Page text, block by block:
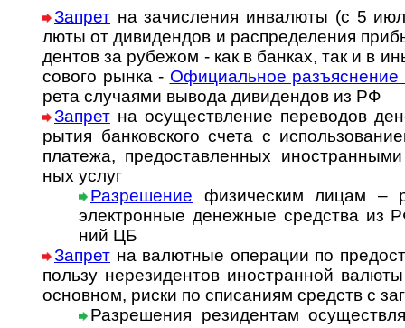
Запрет на зачисления инвалюты (с 5
люты от диви­ден­дов и рас­пре­де­ле­ния
ден­тов за рубежом - как в банках, так и в
со­во­го рын­ка - Офи­ци­аль­ное
рета слу­ча­ями вы­вода диви­ден­дов из РФ
Запрет на осуществление переводов
ры­тия бан­ков­ско­го счета с
пла­те­жа, пре­до­став­лен­ных
ных услуг
Разрешение физическим лицам –
элек­трон­ные де­неж­ные сред­ства из
ний ЦБ
Запрет на валютные операции по
пользу не­ре­зи­ден­тов ино­стран­ной
осно­в­ном, рис­ки по спи­са­ни­ям средств с
Разрешения ре­зи­ден­там